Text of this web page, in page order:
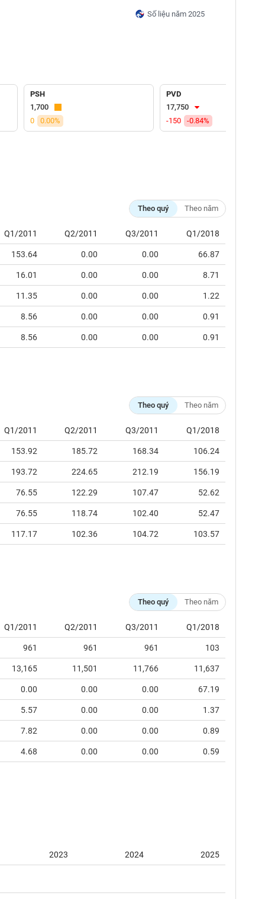
Số liệu năm 2025
PSH
1,700
0
0.00%
PVD
17,750
-150
-0.84%
Theo quý Theo năm
Q1/2011 Q2/2011 Q3/2011 Q1/2018
153.64 0.00 0.00 66.87
16.01 0.00 0.00 8.71
11.35 0.00 0.00 1.22
8.56 0.00 0.00 0.91
8.56 0.00 0.00 0.91
Theo quý Theo năm
Q1/2011 Q2/2011 Q3/2011 Q1/2018
153.92 185.72 168.34 106.24
193.72 224.65 212.19 156.19
76.55 122.29 107.47 52.62
76.55 118.74 102.40 52.47
117.17 102.36 104.72 103.57
Theo quý Theo năm
Q1/2011 Q2/2011 Q3/2011 Q1/2018
961 961 961 103
13,165 11,501 11,766 11,637
0.00 0.00 0.00 67.19
5.57 0.00 0.00 1.37
7.82 0.00 0.00 0.89
4.68 0.00 0.00 0.59
2023 2024
2025